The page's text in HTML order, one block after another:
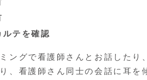
テを確認
ングで看護師さんとお話したり
、看護師さん同士の会話に耳を